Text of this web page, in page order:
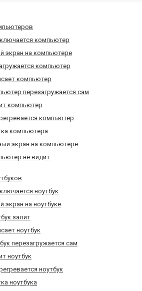
компьютер
экран на компьютере
компьютер
компьютер
перезагружается сам
компьютер
компьютер
компьютера
экран на компьютере
не видит
ноутбук
экран на ноутбуке
залит
ноутбук
перезагружается сам
ноутбук
ноутбук
ноутбука